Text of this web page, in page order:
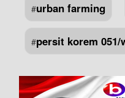
#urban farming
#persit korem 051/